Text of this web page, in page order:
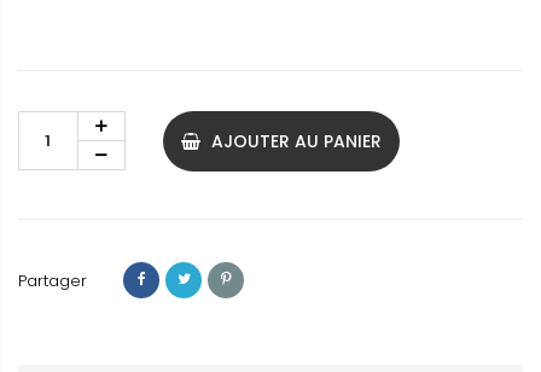
AJOUTER AU PANIER
Partager